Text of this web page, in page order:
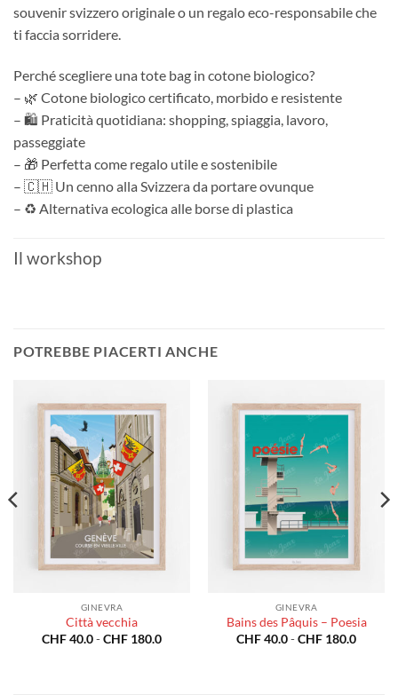
souvenir svizzero originale o un regalo eco-responsabile che
ti faccia sorridere.
Perché scegliere una tote bag in cotone biologico?
– 🌿 Cotone biologico certificato, morbido e resistente
– 🛍️ Praticità quotidiana: shopping, spiaggia, lavoro,
passeggiate
– 🎁 Perfetta come regalo utile e sostenibile
– 🇨🇭 Un cenno alla Svizzera da portare ovunque
– ♻️ Alternativa ecologica alle borse di plastica
Il workshop
POTREBBE PIACERTI ANCHE
GINEVRA
Città vecchia
CHF40.0-CHF 180.0Fascia
GINEVRA
Bains des Pâquis – Poesia
CHF40.0-CHF 180.0Fascia